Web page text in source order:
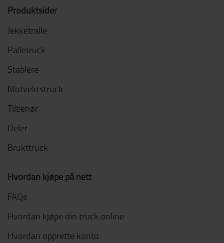
Produktsider
Jekketralle
Palletruck
Stablere
Motvektstruck
Tilbehør
Deler
Brukttruck
Hvordan kjøpe på nett
FAQs
Hvordan kjøpe din truck online
Hvordan opprette konto